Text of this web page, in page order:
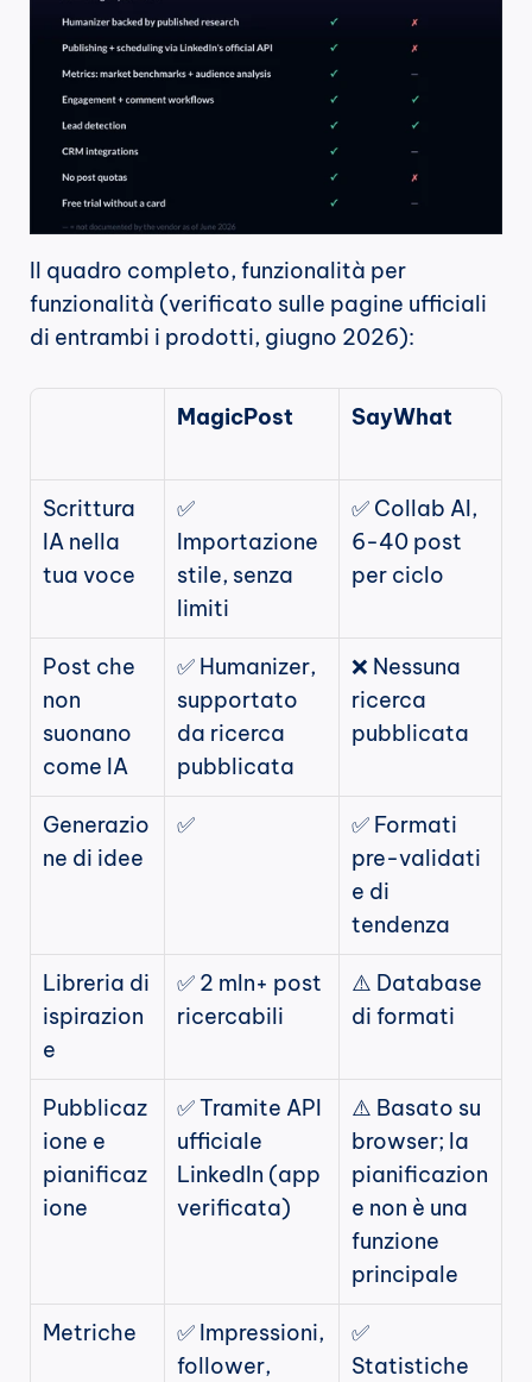
Il quadro completo, funzionalità per
funzionalità (verificato sulle pagine ufficiali
di entrambi i prodotti, giugno 2026):
MagicPost SayWhat
Scrittura
IA nella
tua voce
✅
Importazione
stile, senza
limiti
✅ Collab AI,
6-40 post
per ciclo
Post che
non
suonano
come IA
✅ Humanizer,
supportato
da ricerca
pubblicata
❌ Nessuna
ricerca
pubblicata
Generazio
ne di idee
✅
✅ Formati
pre-validati
e di
tendenza
Libreria di
ispirazion
e
✅ 2 mln+ post
ricercabili
⚠️ Database
di formati
Pubblicaz
ione e
pianificaz
ione
✅ Tramite API
ufficiale
LinkedIn (app
verificata)
⚠️ Basato su
browser; la
pianificazion
e non è una
funzione
principale
Metriche
✅ Impressioni,
follower,
✅
Statistiche